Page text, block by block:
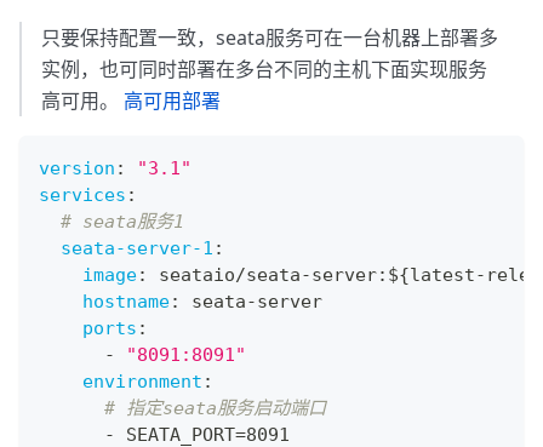
只要保持配置一致，seata服务可在一台机器上部署多
实例，也可同时部署在多台不同的主机下面实现服务
高可用。 高可用部署
version :
"3.1"
services :
# seata服务1
seata-server-1 :
image: seataio/seata-server: ${latest-
hostname: seata-server
ports :
-
"8091:8091"
environment :
# 指定seata服务启动端口
-
SEATA_PORT=8091